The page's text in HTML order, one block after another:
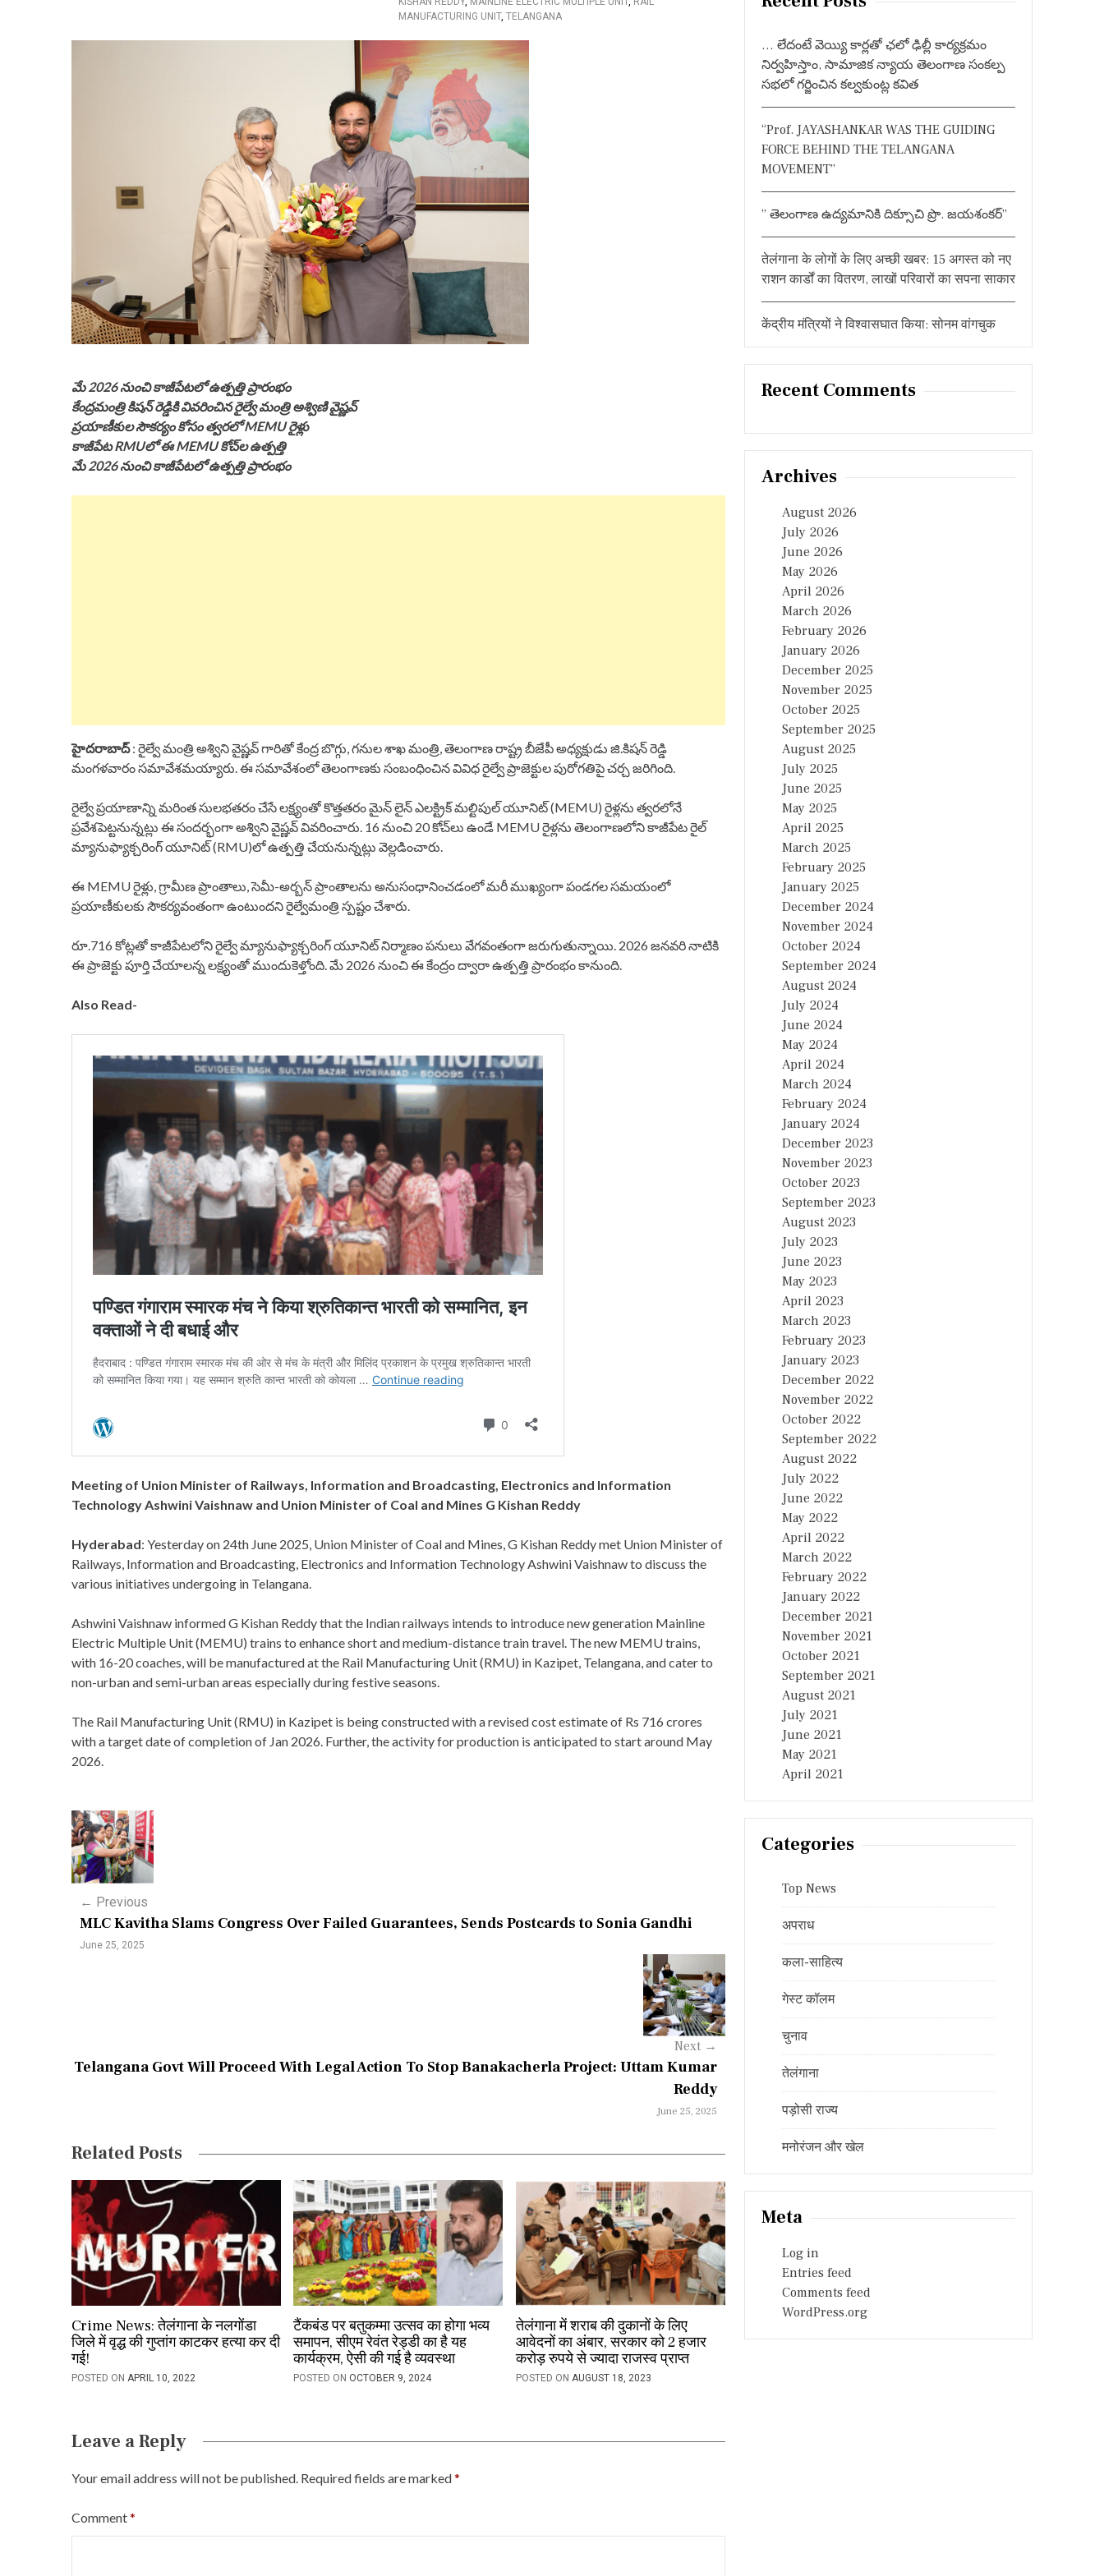
MANUFACTURING UNIT, TELANGANA
మే 2026 నుంచి కాజీపేటలో ఉత్పత్తి ప్రారంభం
కేంద్రమంత్రి కిషన్ రెడ్డికి వివరించిన రైల్వే మంత్రి అశ్విణి వైష్ణవ్
ప్రయాణీకుల సౌకర్యం కోసం త్వరలో MEMU రైళ్లు
కాజీపేట RMUలో ఈ MEMU కోచ్‌ల ఉత్పత్తి
మే 2026 నుంచి కాజీపేటలో ఉత్పత్తి ప్రారంభం
హైదరాబాద్: రైల్వే మంత్రి అశ్విని వైష్ణవ్ గారితో కేంద్ర బొగ్గు, గనుల శాఖ మంత్రి, తెలంగాణ రాష్ట్ర బీజేపీ అధ్యక్షుడు జి.కిషన్ రెడ్డి
మంగళవారం సమావేశమయ్యారు. ఈ సమావేశంలో తెలంగాణకు సంబంధించిన వివిధ రైల్వే ప్రాజెక్టుల పురోగతిపై చర్చ జరిగింది.
రైల్వే ప్రయాణాన్ని మరింత సులభతరం చేసే లక్ష్యంతో కొత్తతరం మైన్ లైన్ ఎలక్ట్రిక్ మల్టిపుల్ యూనిట్ (MEMU) రైళ్లను త్వరలోనే
ప్రవేశపెట్టనున్నట్లు ఈ సందర్భంగా అశ్విని వైష్ణవ్ వివరించారు. 16 నుంచి 20 కోచ్‌లు ఉండే MEMU రైళ్లను తెలంగాణలోని కాజీపేట రైల్
మ్యానుఫ్యాక్చరింగ్ యూనిట్ (RMU)లో ఉత్పత్తి చేయనున్నట్లు వెల్లడించారు.
ఈ MEMU రైళ్లు, గ్రామీణ ప్రాంతాలు, సెమీ-అర్బన్ ప్రాంతాలను అనుసంధానించడంలో మరీ ముఖ్యంగా పండగల సమయంలో
ప్రయాణీకులకు సౌకర్యవంతంగా ఉంటుందని రైల్వేమంత్రి స్పష్టం చేశారు.
రూ.716 కోట్లతో కాజీపేటలోని రైల్వే మ్యానుఫ్యాక్చరింగ్ యూనిట్ నిర్మాణం పనులు వేగవంతంగా జరుగుతున్నాయి. 2026 జనవరి నాటికి
ఈ ప్రాజెక్టు పూర్తి చేయాలన్న లక్ష్యంతో ముందుకెళ్తోంది. మే 2026 నుంచి ఈ కేంద్రం ద్వారా ఉత్పత్తి ప్రారంభం కానుంది.
Also Read-
Meeting of Union Minister of Railways, Information and Broadcasting, Electronics and Information
Technology Ashwini Vaishnaw and Union Minister of Coal and Mines G Kishan Reddy
Hyderabad: Yesterday on 24th June 2025, Union Minister of Coal and Mines, G Kishan Reddy met Union Minister of
Railways, Information and Broadcasting, Electronics and Information Technology Ashwini Vaishnaw to discuss the
various initiatives undergoing in Telangana.
Ashwini Vaishnaw informed G Kishan Reddy that the Indian railways intends to introduce new generation Mainline
Electric Multiple Unit (MEMU) trains to enhance short and medium-distance train travel. The new MEMU trains,
with 16-20 coaches, will be manufactured at the Rail Manufacturing Unit (RMU) in Kazipet, Telangana, and cater to
non-urban and semi-urban areas especially during festive seasons.
The Rail Manufacturing Unit (RMU) in Kazipet is being constructed with a revised cost estimate of Rs 716 crores
with a target date of completion of Jan 2026. Further, the activity for production is anticipated to start around May
2026.
P
o
s
n
g
i
o
n
← Previous
MLC Kavitha Slams Congress Over Failed Guarantees, Sends Postcards to Sonia Gandhi
June 25, 2025
Next →
Telangana Govt Will Proceed With Legal Action To Stop Banakacherla Project: Uttam Kumar
Reddy
June 25, 2025
Related Posts
Crime News: तेलंगाना के नलगोंडा
जिले में वृद्ध की गुप्तांग काटकर हत्या कर दी
गई!
POSTED ON APRIL 10, 2022
टैंकबंड पर बतुकम्मा उत्सव का होगा भव्य
समापन, सीएम रेवंत रेड्डी का है यह
कार्यक्रम, ऐसी की गई है व्यवस्था
POSTED ON OCTOBER 9, 2024
तेलंगाना में शराब की दुकानों के लिए
आवेदनों का अंबार, सरकार को 2 हजार
करोड़ रुपये से ज्यादा राजस्व प्राप्त
POSTED ON AUGUST 18, 2023
Leave a Reply
Your email address will not be published. Required fields are marked*
Comment*
… లేదంటే వెయ్యి కార్లతో ఛలో ఢిల్లీ కార్యక్రమం
నిర్వహిస్తాం, సామాజిక న్యాయ తెలంగాణ సంకల్ప
సభలో గర్జించిన కల్వకుంట్ల కవిత
“Prof. JAYASHANKAR WAS THE GUIDING
FORCE BEHIND THE TELANGANA
MOVEMENT”
” తెలంగాణ ఉద్యమానికి దిక్సూచి ప్రొ. జయశంకర్”
तेलंगाना के लोगों के लिए अच्छी खबर: 15 अगस्त को नए
राशन कार्डों का वितरण, लाखों परिवारों का सपना साकार
केंद्रीय मंत्रियों ने विश्वासघात किया: सोनम वांगचुक
Recent Comments
Archives
August 2026
July 2026
June 2026
May 2026
April 2026
March 2026
February 2026
January 2026
December 2025
November 2025
October 2025
September 2025
August 2025
July 2025
June 2025
May 2025
April 2025
March 2025
February 2025
January 2025
December 2024
November 2024
October 2024
September 2024
August 2024
July 2024
June 2024
May 2024
April 2024
March 2024
February 2024
January 2024
December 2023
November 2023
October 2023
September 2023
August 2023
July 2023
June 2023
May 2023
April 2023
March 2023
February 2023
January 2023
December 2022
November 2022
October 2022
September 2022
August 2022
July 2022
June 2022
May 2022
April 2022
March 2022
February 2022
January 2022
December 2021
November 2021
October 2021
September 2021
August 2021
July 2021
June 2021
May 2021
April 2021
Categories
Top News
अपराध
कला-साहित्य
गेस्ट कॉलम
चुनाव
तेलंगाना
पड़ोसी राज्य
मनोरंजन और खेल
Meta
Log in
Entries feed
Comments feed
WordPress.org